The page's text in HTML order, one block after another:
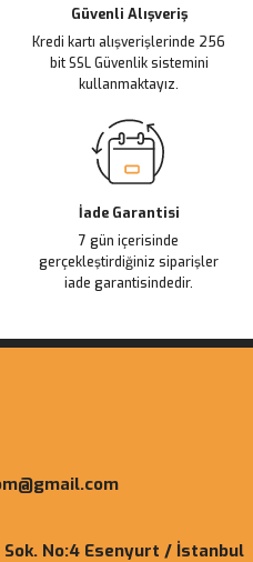
olmalı.
Güvenli Alışveriş
Kredi kartı alışverişlerinde 256
bit SSL Güvenlik sistemini
kullanmaktayız.
İade Garantisi
7 gün içerisinde
gerçekleştirdiğiniz siparişler
iade garantisindedir.
Sok. No:4 Esenyurt / İstanbul